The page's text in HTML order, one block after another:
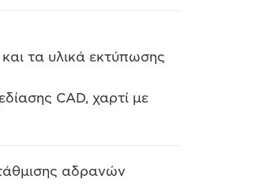
τα υλικά εκτύπωσης
CAD, χαρτί με
αδρανών